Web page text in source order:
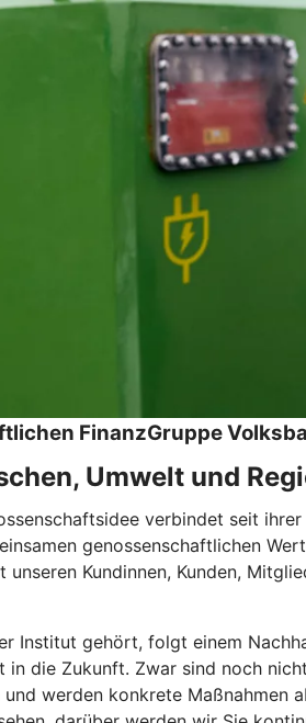
FinanzGruppe
Umwelt und
verbindet seit
genossenschaftlichen
Kundinnen, Kunden,
Institut gehört, folgt einem
die Zukunft. Zwar sind noch
werden konkrete